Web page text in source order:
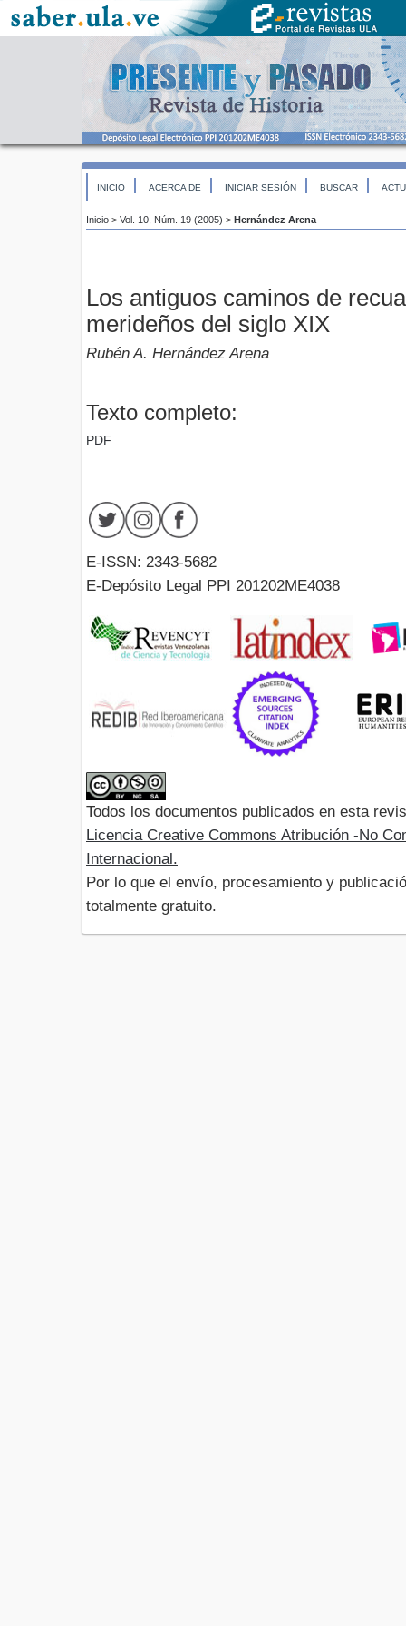
INICIO ACERCA DE INICIAR SESIÓN BUSCAR
Inicio > Vol. 10, Núm. 19 (2005) > Hernández Arena
Los antiguos caminos de
merideños del siglo XIX
Rubén A. Hernández Arena
Texto completo:
PDF
E-ISSN: 2343-5682
E-Depósito Legal PPI 201202ME4038
Todos los documentos publicados en esta
Licencia Creative Commons Atribución -No
Internacional.
Por lo que el envío, procesamiento y
totalmente gratuito.